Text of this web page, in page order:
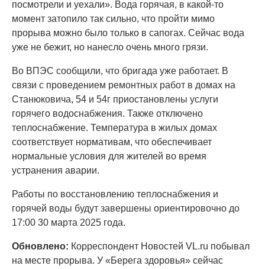
посмотрели и уехали». Вода горячая, в какой-то
момент затопило так сильно, что пройти мимо
прорыва можно было только в сапогах. Сейчас вода
уже не бежит, но нанесло очень много грязи.
Во ВПЭС сообщили, что бригада уже работает. В
связи с проведением ремонтных работ в домах на
Станюковича, 54 и 54г приостановлены услуги
горячего водоснабжения. Также отключено
теплоснабжение. Температура в жилых домах
соответствует нормативам, что обеспечивает
нормальные условия для жителей во время
устранения аварии.
Работы по восстановлению теплоснабжения и
горячей воды будут завершены ориентировочно до
17:00 30 марта 2025 года.
Обновлено: Корреспондент Новостей VL.ru побывал
на месте прорыва. У «Берега здоровья» сейчас